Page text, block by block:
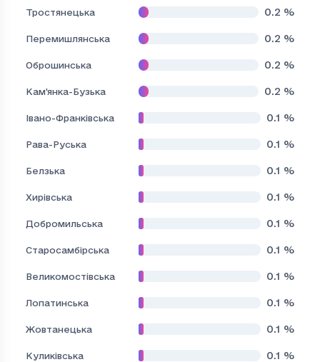
Тростянецька 0.2 %
Перемишлянська 0.2 %
Оброшинська 0.2 %
Кам'янка-Бузька 0.2 %
Івано-Франківська 0.1 %
Рава-Руська 0.1 %
Белзька 0.1 %
Хирівська 0.1 %
Добромильська 0.1 %
Старосамбірська 0.1 %
Великомостівська 0.1 %
Лопатинська 0.1 %
Жовтанецька 0.1 %
Куликівська 0.1 %